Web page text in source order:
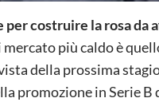
costruire la rosa da
mercato più caldo è
della prossima
promozione in Serie